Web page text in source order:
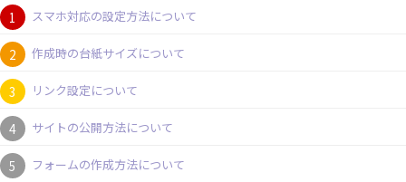
スマホ対応の設定方法について
作成時の台紙サイズについて
リンク設定について
サイトの公開方法について
フォームの作成方法について